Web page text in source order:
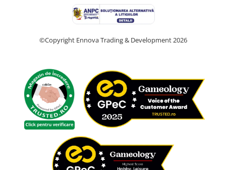
©Copyright Ennova Trading & Development 2026